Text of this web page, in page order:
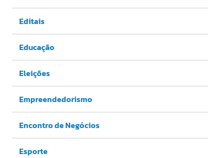
Editais
Educação
Eleições
Empreendedorismo
Encontro de Negócios
Esporte